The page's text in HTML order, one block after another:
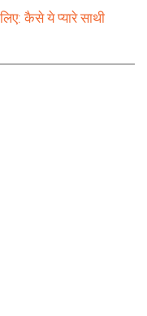
कैसे ये प्यारे साथी